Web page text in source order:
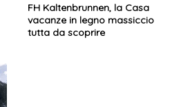
FH Kaltenbrunnen, la Casa
vacanze in legno massiccio
tutta da scoprire